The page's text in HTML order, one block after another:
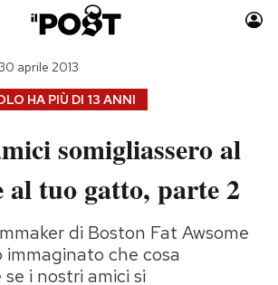
Moda
Consumismi
Storie/Idee
Ok Boomer!
HA PIÙ DI 13 ANNI
aprile 2013
somigliassero al
al tuo gatto, parte 2
di Boston Fat Awsome
immaginato che cosa
i nostri amici si